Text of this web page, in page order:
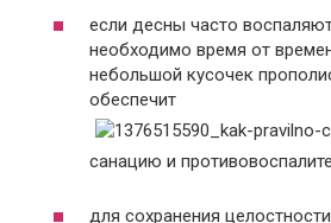
если десны часто
необходимо время от
небольшой кусочек
обеспечит
санацию и
для сохранения